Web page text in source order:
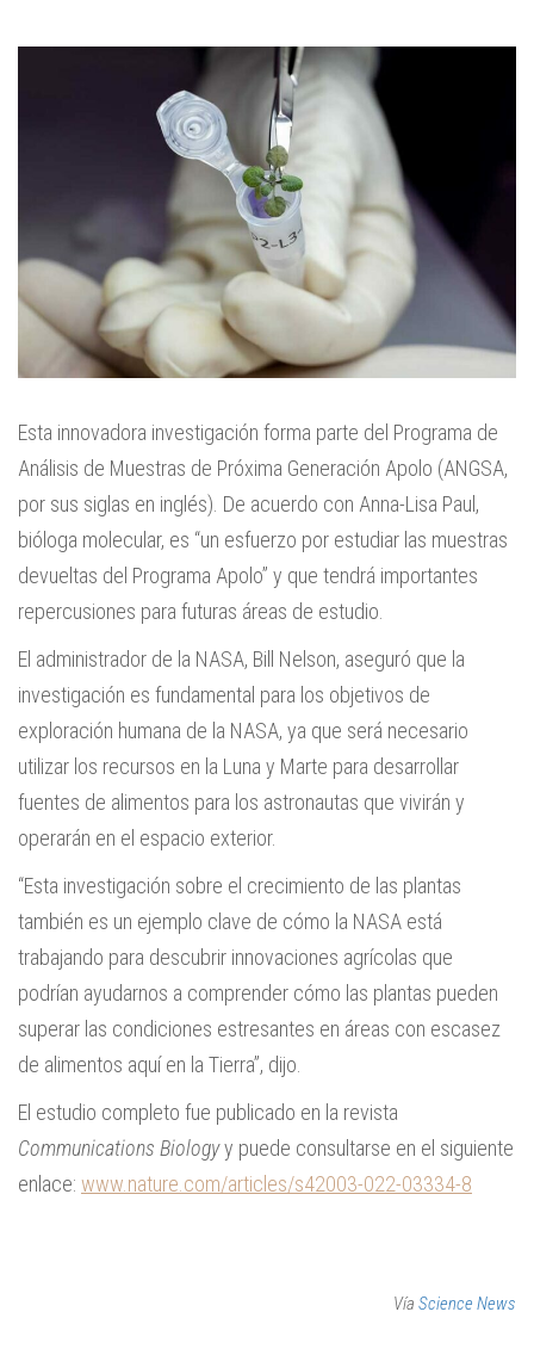
Esta innovadora investigación forma parte del Programa de
Análisis de Muestras de Próxima Generación Apolo (ANGSA,
por sus siglas en inglés). De acuerdo con Anna-Lisa Paul,
bióloga molecular, es “un esfuerzo por estudiar las muestras
devueltas del Programa Apolo” y que tendrá importantes
repercusiones para futuras áreas de estudio.
El administrador de la NASA, Bill Nelson, aseguró que la
investigación es fundamental para los objetivos de
exploración humana de la NASA, ya que será necesario
utilizar los recursos en la Luna y Marte para desarrollar
fuentes de alimentos para los astronautas que vivirán y
operarán en el espacio exterior.
“Esta investigación sobre el crecimiento de las plantas
también es un ejemplo clave de cómo la NASA está
trabajando para descubrir innovaciones agrícolas que
podrían ayudarnos a comprender cómo las plantas pueden
superar las condiciones estresantes en áreas con escasez
de alimentos aquí en la Tierra”, dijo.
El estudio completo fue publicado en la revista
Communications Biologyy puede consultarse en el siguiente
enlace: www.nature.com/articles/s42003-022-03334-8
Vía Science News